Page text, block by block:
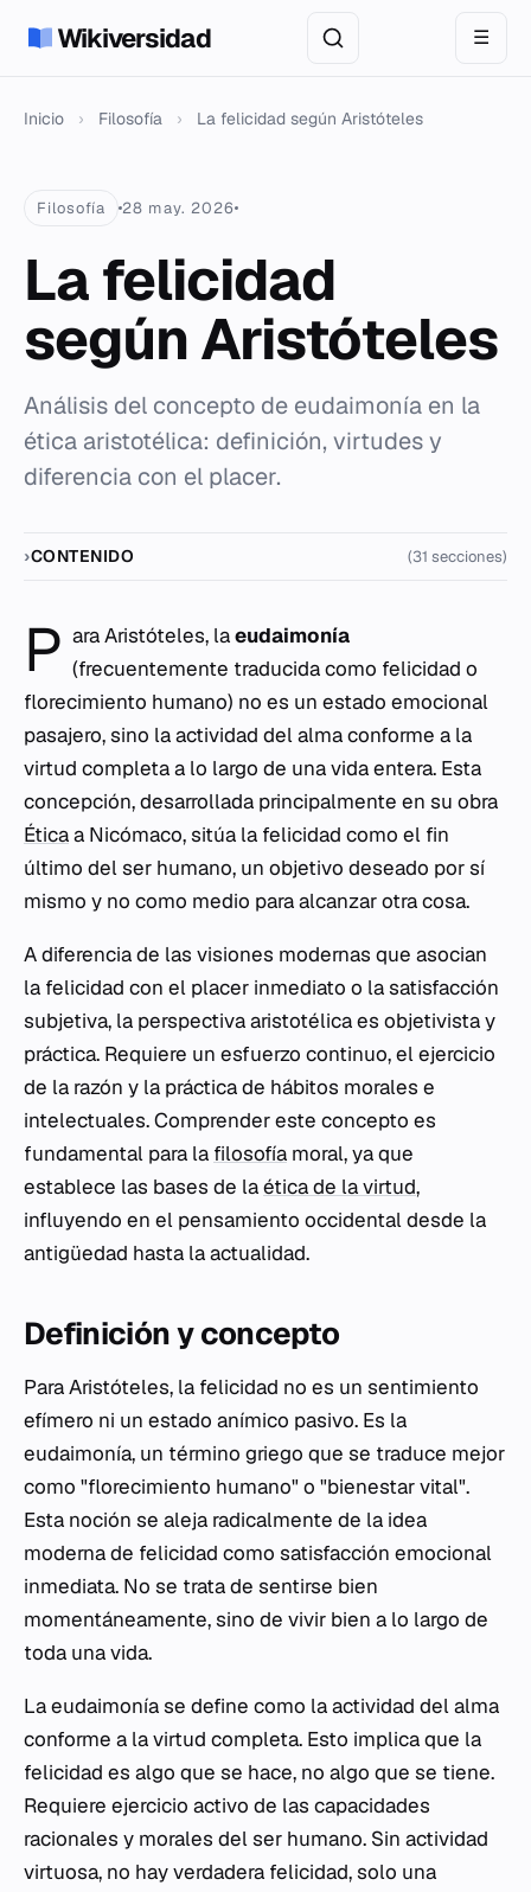
Wikiversidad ☰
Inicio › Filosofía › La felicidad según Aristóteles
Filosofía 28 may. 2026
La felicidad
según Aristóteles
Análisis del concepto de eudaimonía en la
ética aristotélica: definición, virtudes y
diferencia con el placer.
CONTENIDO (31 secciones)
P ara Aristóteles, laeudaimonía
(frecuentemente traducida como felicidad o
florecimiento humano) no es un estado emocional
pasajero, sino la actividad del alma conforme a la
virtud completa a lo largo de una vida entera. Esta
concepción, desarrollada principalmente en su obra
Éticaa Nicómaco, sitúa la felicidad como el fin
último del ser humano, un objetivo deseado por sí
mismo y no como medio para alcanzar otra cosa.
A diferencia de las visiones modernas que asocian
la felicidad con el placer inmediato o la satisfacción
subjetiva, la perspectiva aristotélica es objetivista y
práctica. Requiere un esfuerzo continuo, el ejercicio
de la razón y la práctica de hábitos morales e
intelectuales. Comprender este concepto es
fundamental para la filosofía moral, ya que
establece las bases de laética de la virtud,
influyendo en el pensamiento occidental desde la
antigüedad hasta la actualidad.
Definición y concepto
Para Aristóteles, la felicidad no es un sentimiento
efímero ni un estado anímico pasivo. Es la
eudaimonía, un término griego que se traduce mejor
como "florecimiento humano" o "bienestar vital".
Esta noción se aleja radicalmente de la idea
moderna de felicidad como satisfacción emocional
inmediata. No se trata de sentirse bien
momentáneamente, sino de vivir bien a lo largo de
toda una vida.
Laeudaimoníase define como la actividad del alma
conforme a la virtud completa. Esto implica que la
felicidad es algo que se hace, no algo que se tiene.
Requiere ejercicio activo de las capacidades
racionales y morales del ser humano. Sin actividad
virtuosa, no hay verdadera felicidad, solo una